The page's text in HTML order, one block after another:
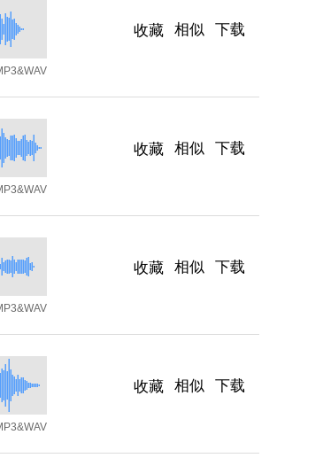
收藏 相似 下载
收藏 相似 下载
收藏 相似 下载
收藏 相似 下载